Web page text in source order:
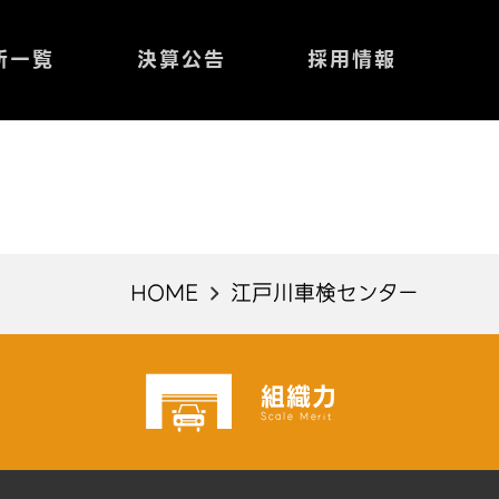
一覧 決算公告 採用情報
HOME 江戸川車検センター
組織力
Scale Merit